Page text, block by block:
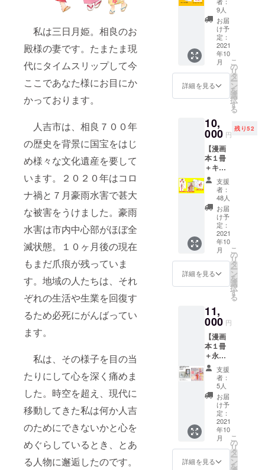
私は三日月姫。相良のお
殿様の妻です。たまたま現
代にタイムスリップして今
ここであなた様にお目にか
かっております。
人吉市は、相良７００年
の歴史を背景に国宝をはじ
め様々な文化遺産を要して
います。２０２０年はコロ
ナ禍と７月豪雨水害で甚大
な被害をうけました。豪雨
水害は市内中心部がほぼ全
滅状態。１０ヶ月後の現在
もまだ爪痕が残っていま
す。地域の人たちは、それ
ぞれの生活や生業を回復す
るため必死にがんばってい
ます。
私は、その様子を目の当
たりにして心を深く痛めま
した。時空を超え、現代に
移動してきた私は何か人吉
のためにできないかと心を
めぐらしているとき、とあ
る人物に邂逅したのです。
きくだ
さい。
／お礼
のメー
ルをお
送りし
ます。
ス】 ／
キャラ
デザイ
ンのイ
ラスト
（PDF
デー
タ）を
メール
で送り
ます。
にお名
前リス
トを掲
載しま
す。
掲載す
るお名
前は
ニック
ネーム
も可能
です。
ご希望
表示名
を必ず
備考欄
にお書
のメー
ルを差
し上げ
ます。
9人
お届
け予
定：
2021
年10
月
詳細を見る
こ
の
リ
タ
ー
ン
を
選
択
す
る
10,
000 円
残り52
【漫画
本１冊
＋キャ
ラカー
ド
コー
ス】 ／
完成し
たマン
ガ本一
冊と
キャラ
カード
を郵送
しま
す。 ／
お名前
リスト
を掲載
しま
す。
掲載す
るお名
前は
ニック
ネーム
も可能
です。
ご希望
表示名
を必ず
備考欄
にお書
支援
者：
48人
お届
け予
定：
2021
年10
月
詳細を見る
こ
の
リ
タ
ー
ン
を
選
択
す
る
11,
000 円
【漫画
本１冊
＋永田
村右衛
門
ROAST
ERY
豆】
コース/
完成し
た漫画
本１冊
と人吉
市の永
支援
者：
5人
お届
け予
定：
2021
年10
月
詳細を見る
こ
の
リ
タ
ー
ン
を